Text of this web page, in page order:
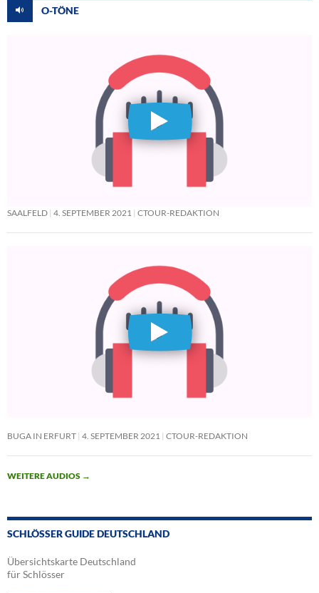
O-TÖNE
SAALFELD 4. SEPTEMBER 2021 CTOUR-REDAKTION
BUGA IN ERFURT 4. SEPTEMBER 2021 CTOUR-REDAKTION
WEITERE AUDIOS →
SCHLÖSSER GUIDE DEUTSCHLAND
Übersichtskarte Deutschland
für Schlösser